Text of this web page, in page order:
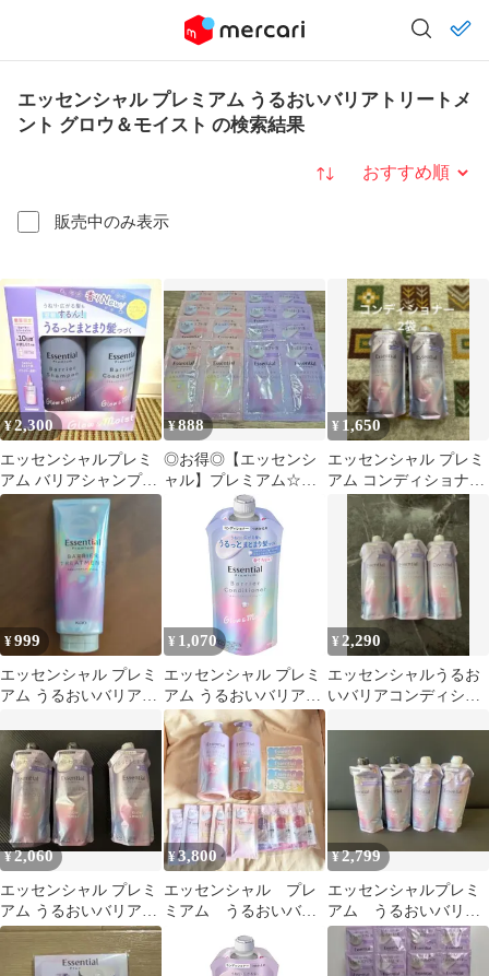
エッセンシャル プレミアム うるおいバリアトリートメ
ント グロウ＆モイスト の検索結果
販売中のみ表示
並び替え
¥2,300
エッセンシャルプレミ
アム バリアシャンプー
＆コンディショナー
¥888
◎お得◎【エッセンシ
ャル】プレミアム☆う
るおいバリア☆
¥ 1,650
エッセンシャル プレミ
アム コンディショナー
つめかえ用 2袋
¥999
エッセンシャル プレミ
アム うるおいバリアト
¥ 1,070
エッセンシャル プレミ
アム うるおいバリアコ
ンディショナー グロウ
＆モイスト つめかえ用
340ml
¥ 2,290
エッセンシャルうるお
いバリアコンディショ
¥2,060
エッセンシャル プレミ
アム うるおいバリア
グロウ＆モイスト
¥3,800
エッセンシャル プレ
ミアム うるおいバリ
ア シャンプー コン
ディショナー サシェ
¥2,799
エッセンシャルプレミ
アム うるおいバリア
シャンプー バリアグ
ロウ＆モイスト詰替